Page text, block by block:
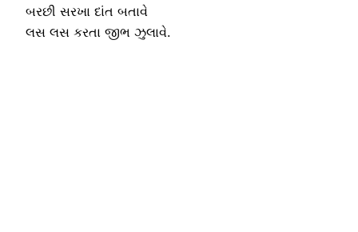
બરછી સરખા દાંત બતાવે
લસ લસ કરતા જીભ ઝુલાવે.